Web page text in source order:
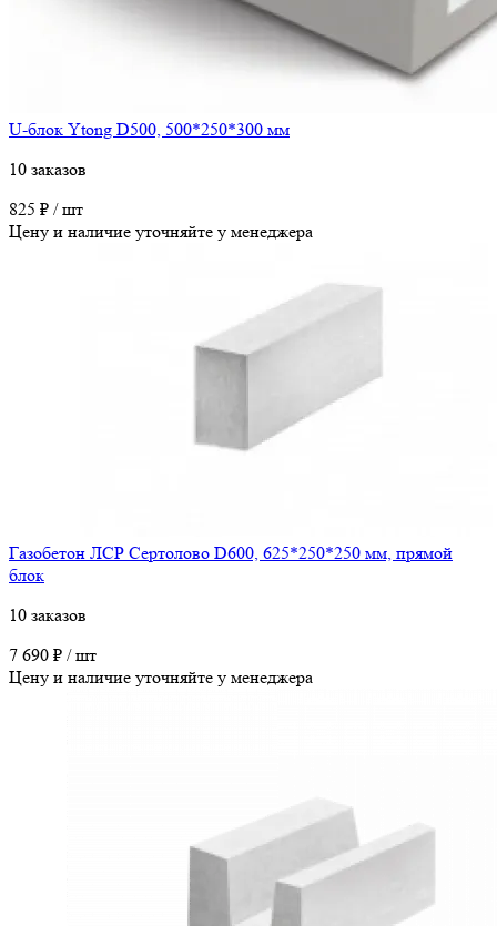
U-блок Ytong D500, 500*250*300 мм
10 заказов
825 ₽ / шт
Цену и наличие уточняйте у менеджера
Газобетон ЛСР Сертолово D600, 625*250*250 мм, прямой
блок
10 заказов
7 690 ₽ / шт
Цену и наличие уточняйте у менеджера